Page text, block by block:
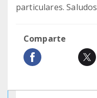
particulares. Saludos
Comparte